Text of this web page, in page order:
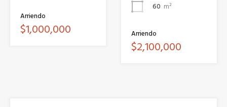
Arriendo
$1,000,000
60 m²
Arriendo
$2,100,000